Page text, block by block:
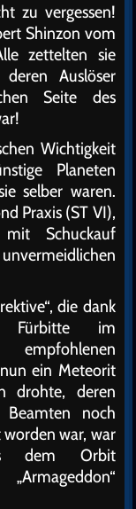
zu vergessen!
Shinzon vom
zettelten sie
deren Auslöser
Seite des
Wichtigkeit
Planeten
selber waren.
Praxis (ST VI),
Schuckauf
die dank
Fürbitte im
ein Meteorit
drohte, deren
Beamten noch
war, war
dem Orbit